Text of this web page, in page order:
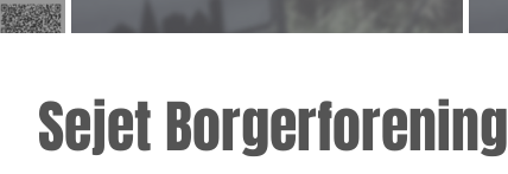
Sejet Borgerforening